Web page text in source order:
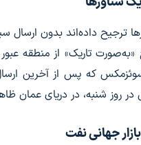
ترجیح داده‌اند بدون ارسال
تاریک» از منطقه
که پس از آخرین
روز شنبه، در دریای عمان
جهانی نفت